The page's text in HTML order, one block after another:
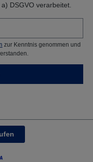
DSGVO verarbeitet.
zur Kenntnis genommen und